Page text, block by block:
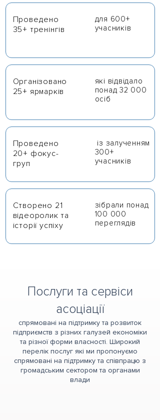
Проведено
35+ тренінгів
для 600+
учасників
Організовано
25+ ярмарків
які відвідало
понад 32 000
осіб
Проведено
20+ фокус-
груп
із залученням
300+
учасників
Створено 21
відеоролик та
історії успіху
зібрали понад
100 000
переглядів
Послуги та сервіси
асоціації
спрямовані на підтримку та розвиток
підприємств з різних галузей економіки
та різної форми власності. Широкий
перелік послуг які ми пропонуємо
спрямовані на підтримку та співпрацю з
громадським сектором та органами
влади